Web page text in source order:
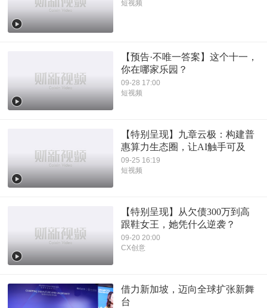
短视频
【预告·不唯一答案】这个十一，
你在哪家乐园？
09-28 17:00
短视频
【特别呈现】九章云极：构建普
惠算力生态圈，让AI触手可及
09-25 16:19
短视频
【特别呈现】从欠债300万到高
跟鞋女王，她凭什么逆袭？
09-20 20:00
CX创意
借力新加坡，迈向全球扩张新舞
台